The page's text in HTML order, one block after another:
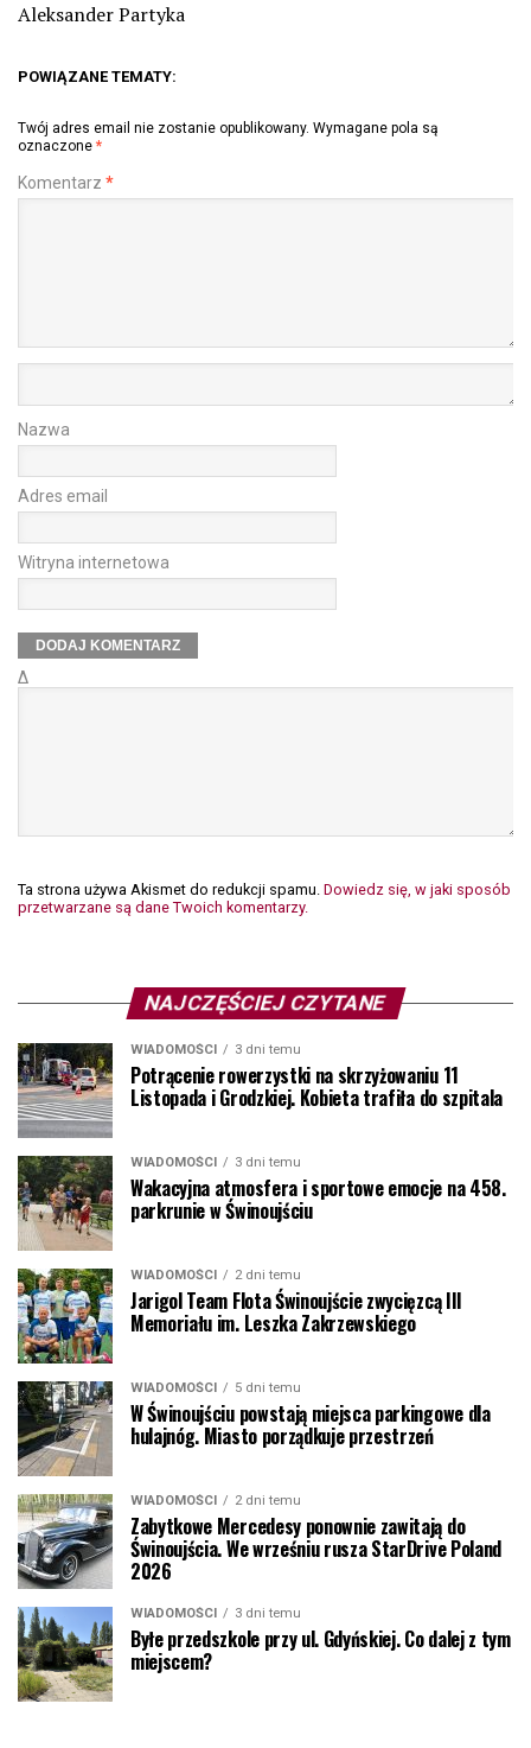
Aleksander Partyka
POWIĄZANE TEMATY:
Twój adres email nie zostanie opublikowany. Wymagane pola są
oznaczone *
Komentarz *
Nazwa
Adres email
Witryna internetowa
Δ
Ta strona używa Akismet do redukcji spamu. Dowiedz się, w jaki sposób
przetwarzane są dane Twoich komentarzy.
NAJCZĘŚCIEJ CZYTANE
WIADOMOŚCI 3 dni temu
Potrącenie rowerzystki na skrzyżowaniu 11
Listopada i Grodzkiej. Kobieta trafiła do szpitala
WIADOMOŚCI 3 dni temu
Wakacyjna atmosfera i sportowe emocje na 458.
parkrunie w Świnoujściu
WIADOMOŚCI 2 dni temu
Jarigol Team Flota Świnoujście zwycięzcą III
Memoriału im. Leszka Zakrzewskiego
WIADOMOŚCI 5 dni temu
W Świnoujściu powstają miejsca parkingowe dla
hulajnóg. Miasto porządkuje przestrzeń
WIADOMOŚCI 2 dni temu
Zabytkowe Mercedesy ponownie zawitają do
Świnoujścia. We wrześniu rusza StarDrive Poland
2026
WIADOMOŚCI 3 dni temu
Byłe przedszkole przy ul. Gdyńskiej. Co dalej z tym
miejscem?